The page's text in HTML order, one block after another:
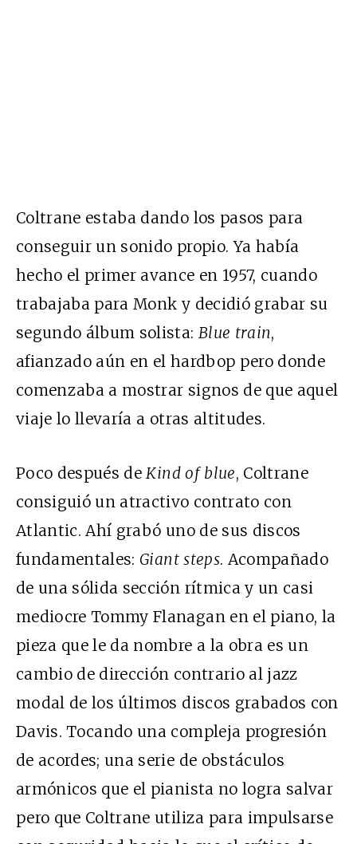
Coltrane estaba dando los pasos para
conseguir un sonido propio. Ya había
hecho el primer avance en 1957, cuando
trabajaba para Monk y decidió grabar su
segundo álbum solista: Blue train,
afianzado aún en el hardbop pero donde
comenzaba a mostrar signos de que aquel
viaje lo llevaría a otras altitudes.
Poco después de Kind of blue, Coltrane
consiguió un atractivo contrato con
Atlantic. Ahí grabó uno de sus discos
fundamentales: Giant steps. Acompañado
de una sólida sección rítmica y un casi
mediocre Tommy Flanagan en el piano, la
pieza que le da nombre a la obra es un
cambio de dirección contrario al jazz
modal de los últimos discos grabados con
Davis. Tocando una compleja progresión
de acordes; una serie de obstáculos
armónicos que el pianista no logra salvar
pero que Coltrane utiliza para impulsarse